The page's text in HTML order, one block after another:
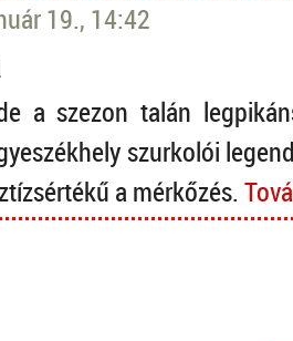
19., 14:42
a szezon talán
szurkolói
a mérkőzés.